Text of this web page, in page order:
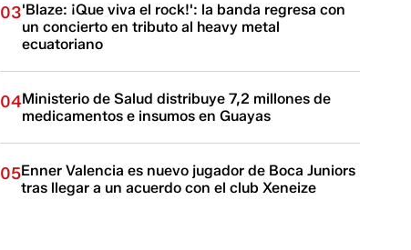
03'Blaze: ¡Que viva el rock!': la banda regresa con
un concierto en tributo al heavy metal
ecuatoriano
04Ministerio de Salud distribuye 7,2 millones de
medicamentos e insumos en Guayas
05Enner Valencia es nuevo jugador de Boca Juniors
tras llegar a un acuerdo con el club Xeneize